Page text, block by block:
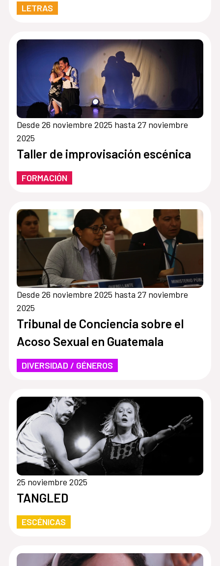
LETRAS
Desde 26 noviembre 2025 hasta 27 noviembre
2025
Taller de improvisación escénica
FORMACIÓN
Desde 26 noviembre 2025 hasta 27 noviembre
2025
Tribunal de Conciencia sobre el
Acoso Sexual en Guatemala
DIVERSIDAD / GÉNEROS
25 noviembre 2025
TANGLED
ESCÉNICAS